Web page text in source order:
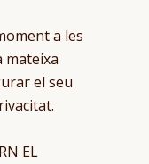
a les
mateixa
el seu
EL